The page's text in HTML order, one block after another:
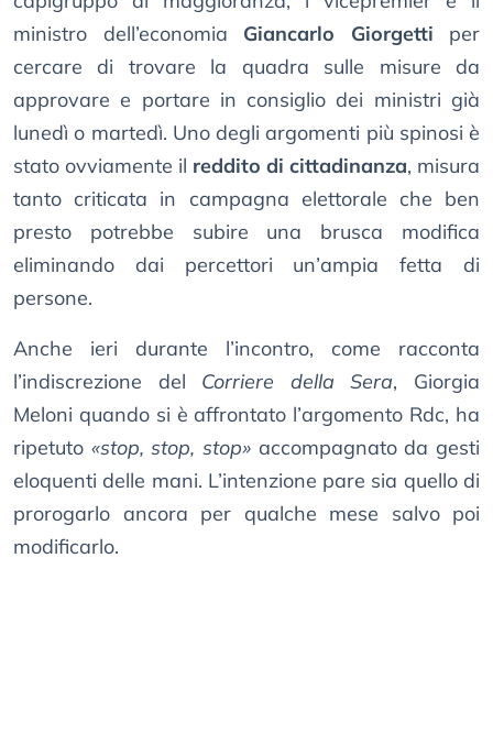
ministro dell’economia Giancarlo Giorgetti per
cercare di trovare la quadra sulle misure da
approvare e portare in consiglio dei ministri già
lunedì o martedì. Uno degli argomenti più spinosi è
stato ovviamente il reddito di cittadinanza, misura
tanto criticata in campagna elettorale che ben
presto potrebbe subire una brusca modifica
eliminando dai percettori un’ampia fetta di
persone.
Anche ieri durante l’incontro, come racconta
l’indiscrezione del Corriere della Sera, Giorgia
Meloni quando si è affrontato l’argomento Rdc, ha
ripetuto «stop, stop, stop» accompagnato da gesti
eloquenti delle mani. L’intenzione pare sia quello di
prorogarlo ancora per qualche mese salvo poi
modificarlo.